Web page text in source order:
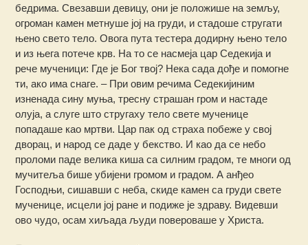
бедрима. Свезавши девицу, они је положише на земљу,
огроман камен метнуше јој на груди, и стадоше стругати
њено свето тело. Овога пута тестера додирну њено тело
и из њега потече крв. На то се насмеја цар Седекија и
рече мученици: Где је Бог твој? Нека cада дође и помогне
ти, ако има снаге. – При овим речима Седекијиним
изненада сину муња, тресну страшан гром и настаде
олуја, а слуге што стругаху тело свете мученице
попадаше као мртви. Цар пак од страха побеже у свој
дворац, и народ се даде у бекство. И као да се небо
проломи паде велика киша са силним градом, те многи од
мучитеља бише убијени громом и градом. А анђео
Господњи, сишавши с неба, скиде камен са груди cвете
мученице, исцели јој ране и подиже је здраву. Видевши
ово чудо, осам хиљада људи повероваше у Христа.